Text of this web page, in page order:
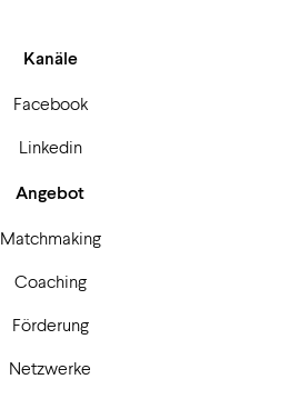
Kanäle
Facebook
Linkedin
Angebot
Matchmaking
Coaching
Förderung
Netzwerke